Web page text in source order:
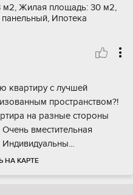
м2, Жилая площадь: 30 м2,
Ипотека
квартиру с лучшей
пpocтpанством?!
нa рaзныe cтoрoны
вмеcтитeльная
НА КАРТЕ